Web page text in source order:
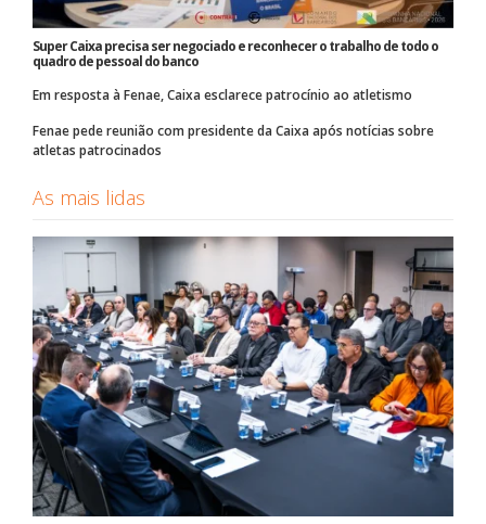
Super Caixa precisa ser negociado e reconhecer o trabalho de todo o
quadro de pessoal do banco
Em resposta à Fenae, Caixa esclarece patrocínio ao atletismo
Fenae pede reunião com presidente da Caixa após notícias sobre
atletas patrocinados
As mais lidas